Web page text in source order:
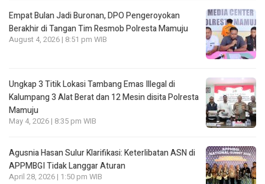
Empat Bulan Jadi Buronan, DPO Pengeroyokan
Berakhir di Tangan Tim Resmob Polresta Mamuju
August 4, 2026 | 8:51 pm WIB
Ungkap 3 Titik Lokasi Tambang Emas Illegal di
Kalumpang 3 Alat Berat dan 12 Mesin disita Polresta
Mamuju
May 4, 2026 | 8:35 pm WIB
Agusnia Hasan Sulur Klarifikasi: Keterlibatan ASN di
APPMBGI Tidak Langgar Aturan
April 28, 2026 | 1:50 pm WIB